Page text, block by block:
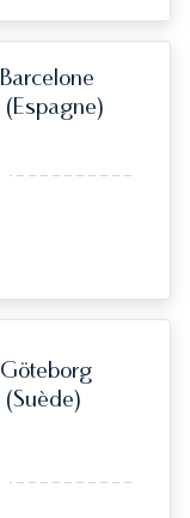
Barcelone
(Espagne)
Göteborg
(Suède)